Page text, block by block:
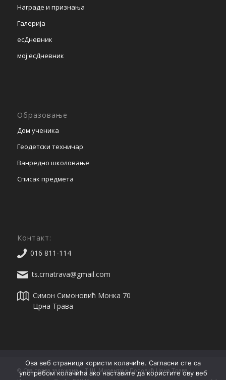
Награде и признања
Галерија
есДневник
мој есДневник
Образовање
Дом ученика
Геодетски техничар
Ванредно школовање
Списак предмета
Контакт:
016 811-114
ts.crnatrava@gmail.com
Симон Симоновић Монка 70
Црна Трава
© Сва права задржана. - Т.Ш. Милентије Поповић Црна Трава |
Ова веб страница користи колачиће. Сагласни сте са
употребом колачића ако наставите да користите ову веб